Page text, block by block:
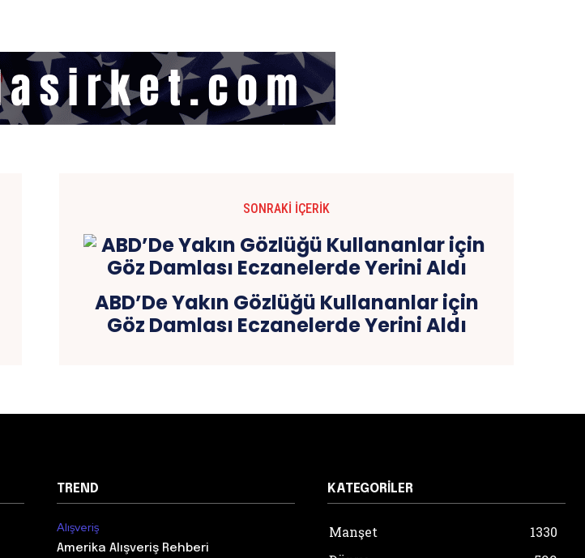
SONRAKI İÇERIK
ABD’De Yakın Gözlüğü Kullananlar için
Göz Damlası Eczanelerde Yerini Aldı
TREND
Alışveriş
Amerika Alışveriş Rehberi
KATEGORILER
Manşet
1330